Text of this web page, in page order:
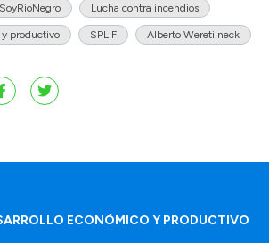
SoyRioNegro Lucha contra incendios
y productivo SPLIF Alberto Weretilneck
ECONÓMICO Y PRODUCTIVO